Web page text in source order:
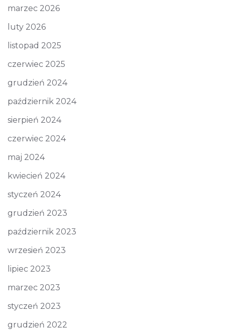
marzec 2026
luty 2026
listopad 2025
czerwiec 2025
grudzień 2024
październik 2024
sierpień 2024
czerwiec 2024
maj 2024
kwiecień 2024
styczeń 2024
grudzień 2023
październik 2023
wrzesień 2023
lipiec 2023
marzec 2023
styczeń 2023
grudzień 2022